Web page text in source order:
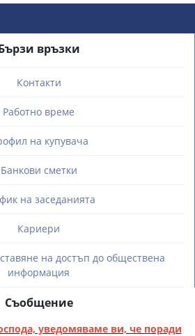
връзки
Контакти
Работно време
на купувача
Банкови сметки
на заседанията
Кариери
на достъп до обществена
информация
Съобщение
уведомяваме ви, че поради